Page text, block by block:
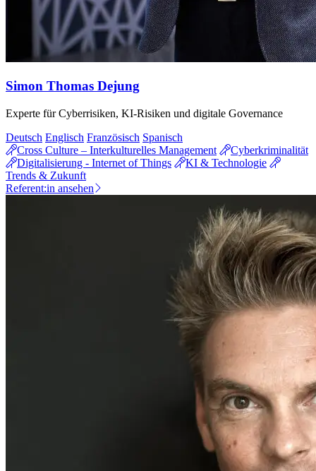
Simon Thomas Dejung
Experte für Cyberrisiken, KI-Risiken und digitale Governance
Deutsch Englisch Französisch Spanisch
Cross Culture – Interkulturelles Management
Cyberkriminalität
Digitalisierung - Internet of Things
KI & Technologie
Trends & Zukunft
Referent:in ansehen